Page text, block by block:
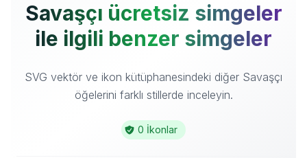
Savaşçı ücretsiz simgeler
ile ilgili benzer simgeler
SVG vektör ve ikon kütüphanesindeki diğer Savaşçı
öğelerini farklı stillerde inceleyin.
0 İkonlar